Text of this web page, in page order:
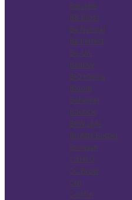
Barrette
BB Gloss
Be Natural
Be Perfect
Be-Uni
Benovy
BIO Henna
Bloom
Bohemia
Bouticle
BPW style
Brigitte Bottier
Bronsun
C:EHKO
CC Brow
CNI
Coif*in